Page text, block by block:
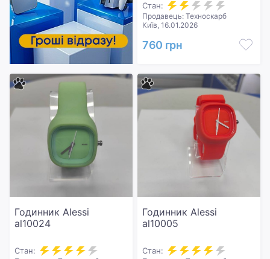
Стан:
Продавець: Техноскарб
Київ, 16.01.2026
760 грн
Годинник Alessi
al10024
Стан:
Годинник Alessi
al10005
Стан: